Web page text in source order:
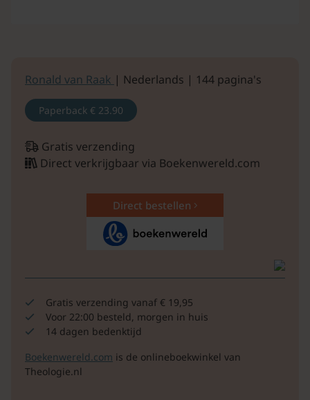
Ronald van Raak | Nederlands | 144 pagina's
Paperback € 23.90
Gratis verzending
Direct verkrijgbaar via Boekenwereld.com
Direct bestellen
Gratis verzending vanaf € 19,95
Voor 22:00 besteld, morgen in huis
14 dagen bedenktijd
Boekenwereld.com is de onlineboekwinkel van
Theologie.nl